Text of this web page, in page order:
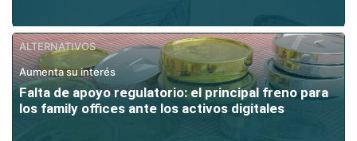
ALTERNATIVOS
Aumenta su interés
Falta de apoyo regulatorio: el principal freno para
los family offices ante los activos digitales